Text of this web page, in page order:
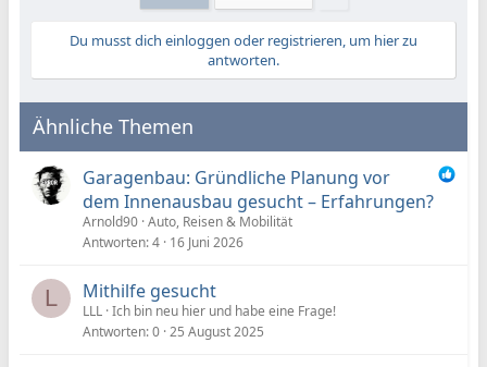
Du musst dich einloggen oder registrieren, um hier zu
antworten.
Ähnliche Themen
Garagenbau: Gründliche Planung vor
dem Innenausbau gesucht – Erfahrungen?
Arnold90 Auto, Reisen & Mobilität
Antworten 4 16 Juni 2026
L Mithilfe gesucht
LLL Ich bin neu hier und habe eine Frage!
Antworten 0 25 August 2025